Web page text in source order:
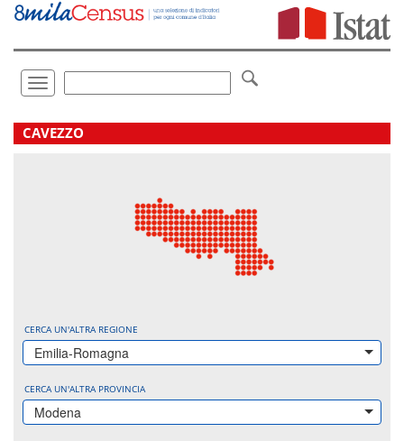
Vai
direttamente
Toggle
navigation
.
CAVEZZO
CERCA UN'ALTRA REGIONE
Emilia-Romagna
CERCA UN'ALTRA PROVINCIA
Modena